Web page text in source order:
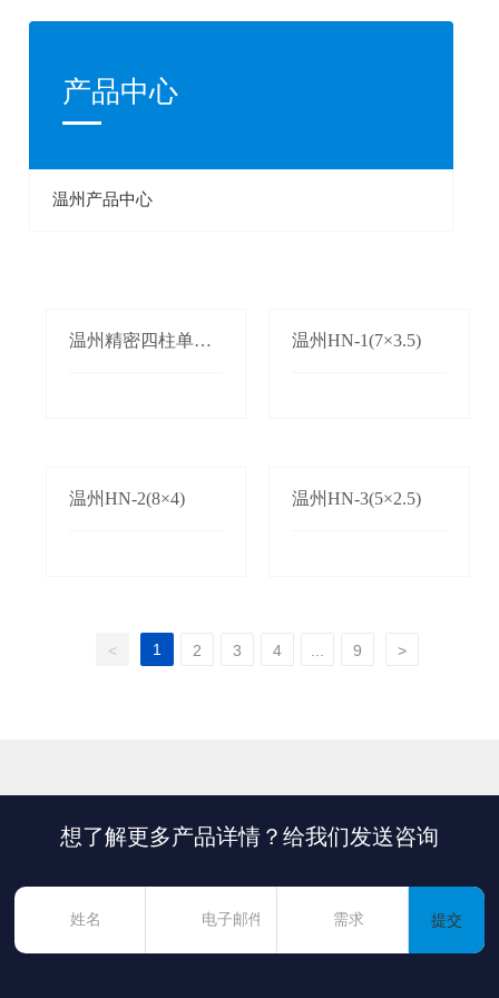
产品中心
温州产品中心
温州精密四柱单双
温州HN-1(7×3.5)
温州HN-2(8×4) 温州HN-3(5×2.5)
< 1 2 3 4 9 >
想了解更多产品详情？给我们发送咨询
提交